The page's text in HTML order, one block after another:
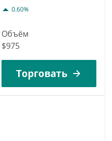
0.60%
Объём
$975
Торговать